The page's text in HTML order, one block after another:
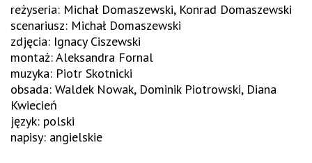
reżyseria: Michał Domaszewski, Konrad Domaszewski
scenariusz: Michał Domaszewski
zdjęcia: Ignacy Ciszewski
montaż: Aleksandra Fornal
muzyka: Piotr Skotnicki
obsada: Waldek Nowak, Dominik Piotrowski, Diana
Kwiecień
język: polski
napisy: angielskie